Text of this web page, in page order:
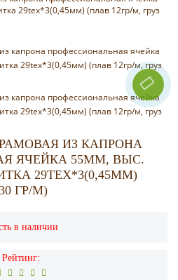
ИЗ КАПРОНА
ЯЧЕЙКА 55ММ, ВЫС.
29TEX*3(0,45ММ)
ГР/М)
в наличии
Рейтинг: